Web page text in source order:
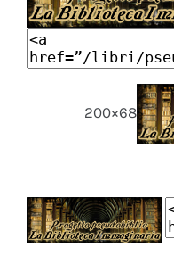
200×68